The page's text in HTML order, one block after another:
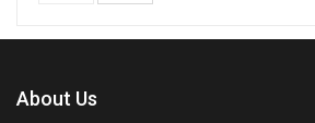
About Us